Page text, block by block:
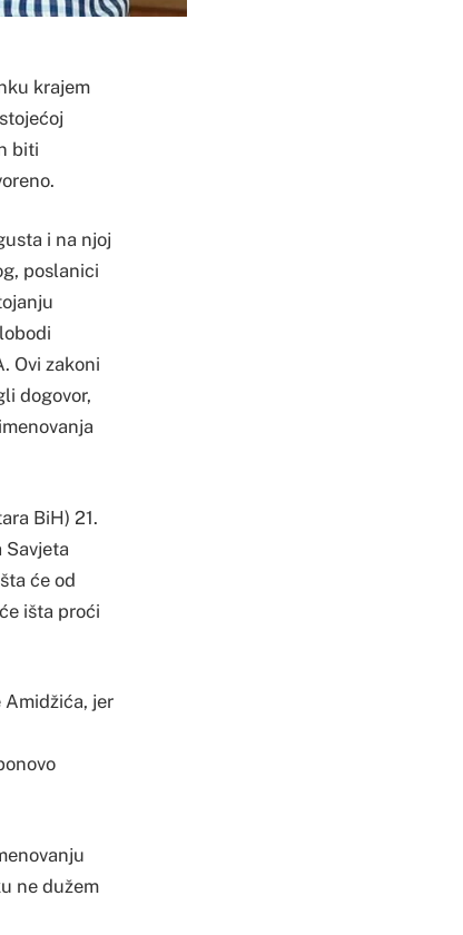
krajem
biti
i na njoj
poslanici
Ovi zakoni
dogovor,
BiH) 21.
Savjeta
će od
išta proći
Amidžića, jer
ne dužem